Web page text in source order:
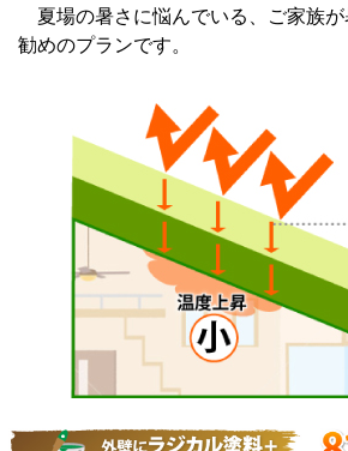
夏場の暑さに悩んでいる、ご家族が
勧めのプランです。